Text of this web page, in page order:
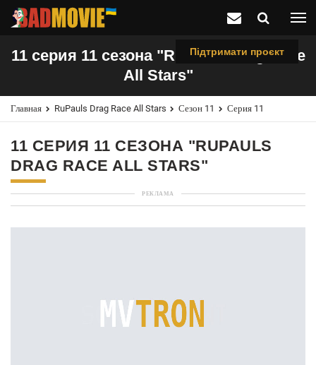
Підтримати проєкт
11 серия 11 сезона "RuPauls Drag Race
All Stars"
Главная RuPauls Drag Race All Stars Сезон 11 Серия 11
11 СЕРИЯ 11 СЕЗОНА "RUPAULS
DRAG RACE ALL STARS"
РЕКЛАМА